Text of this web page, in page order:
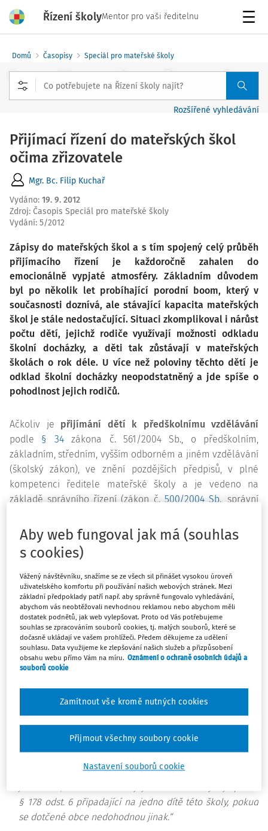
Řízení školyMentor pro vaši ředitelnu
Domů Časopisy Speciál pro mateřské školy
Rozšířené vyhledávání
Přijímací řízení do mateřských škol
očima zřizovatele
Mgr. Bc. Filip Kuchař
Vydáno: 19. 9. 2012
Zdroj: Časopis Speciál pro mateřské školy
Vydání: 5/2012
Zápisy do mateřských škol a s tím spojený celý průběh
přijímacího řízení je každoročně zahalen do
emocionálně vypjaté atmosféry. Základním důvodem
byl po několik let probíhající porodní boom, který v
současnosti doznívá, ale stávající kapacita mateřských
škol je stále nedostačující. Situaci zkomplikoval i nárůst
počtu dětí, jejichž rodiče využívají možnosti odkladu
školní docházky, a děti tak zůstávají v mateřských
školách o rok déle. U více než poloviny těchto dětí je
odklad školní docházky neopodstatněný a jde spíše o
pohodlnost jejich rodičů.
Ačkoliv je přijímání dětí k předškolnímu vzdělávání
podle § 34zákona č. 561/2004 Sb., o předškolním,
základním, středním, vyšším odborném a jiném vzdělávání
(školský zákon), ve znění pozdějších předpisů, v plné
kompetenci ředitele mateřské školy a je vedeno na
základě správního řízení (zákon č. 500/2004 Sb., správní
tohoto legislativního procesu. Mimo jiné je povinen
zajistit podmínky pro předškolní vzdělávání v posledním
roce před zahájením povinné školní docházky, které jsou
mu uloženy zmíněným školským zákonem. Nejdůležitějším
úkolem zřizovatele je tedy naplnění § 179 čl. 2.
§ 179 čl. 2
„Obec je povinna zajistit podmínky pro předškolní
vzdělávání v posledním roce před zahájením povinné
školní docházky pro děti s místem trvalého pobytu na jejím
území a pro děti umístěné na jejím území v dětském
domově. Za tímto účelem obec:
zajistí předškolní vzdělávání v mateřské škole zřizované
jinou obcí nebo svazkem obcí; v takovém případě je
jejím území, které navštěvuje mateřskou školu zřízenou
§ 178 odst. 6 připadající na jedno dítě této školy, pokud
se dotčené obce nedohodnou jinak.“
Aby web fungoval jak má (souhlas
s cookies)
Vážený návštěvníku, snažíme se ze všech sil přinášet vysokou úroveň
uživatelského komfortu při používání našich webových stránek. Mezi
základní předpoklady patří např. aby správně fungovalo vyhledávání,
abychom vás neobtěžovali nevhodnou reklamou nebo abychom měli
dostatek podnětů, jak web vylepšovat. Proto od Vás potřebujeme
souhlas se zpracováním souborů cookies, tj. malých souborů, které se
dočasně ukládají ve vašem prohlížeči. Předem děkujeme za udělení
souhlasu. Data využijeme ke zlepšování našich služeb a přizpůsobení
obsahu webu přímo Vám na míru. Oznámení o ochraně osobních údajů a
souborů cookie
Nastavení souborů cookie
Zamítnout vše kromě nutných cookies
Přijmout všechny soubory cookie